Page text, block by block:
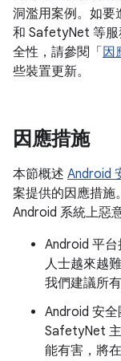
洞濫用案例。如要
和 SafetyNet 等服
全性，請參閱「 因
些裝置更新。
因應措施
本節概述 Android
案提供的因應措施
Android 系統上惡
Android 平
人士越來越
我們建議所
Android 安
SafetyNet
能有害，將